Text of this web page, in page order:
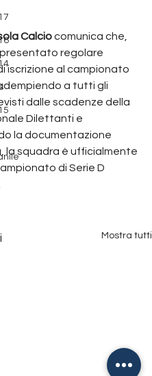
Calcio comunica che,
regolare
iscrizione al campionato
a tutti gli
dalle scadenze della
Dilettanti e
la documentazione
la squadra è ufficialmente
di Serie D
Mostra tutti